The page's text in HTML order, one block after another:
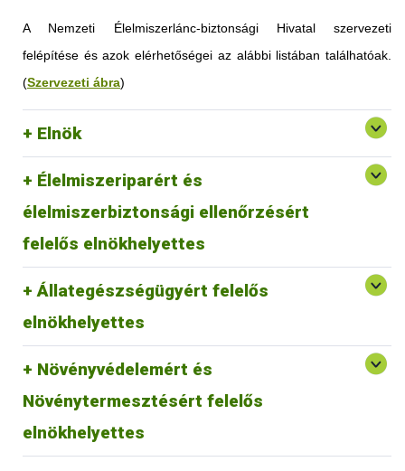
A Nemzeti Élelmiszerlánc-biztonsági Hivatal szervezeti
felépítése és azok elérhetőségei az alábbi listában találhatóak.
(Szervezeti ábra)
Elnök
Élelmiszeriparért és
élelmiszerbiztonsági ellenőrzésért
felelős elnökhelyettes
Állategészségügyért felelős
elnökhelyettes
Növényvédelemért és
Növénytermesztésért felelős
elnökhelyettes